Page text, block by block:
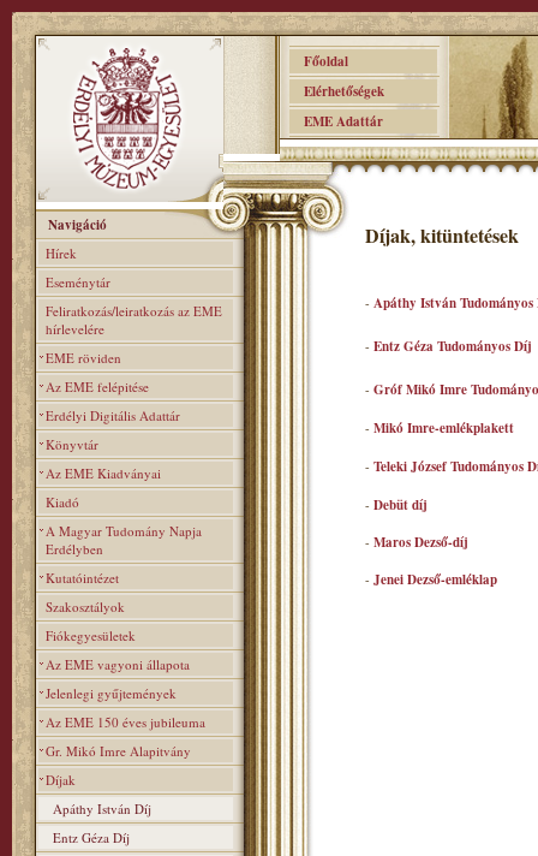
Főoldal
Elérhetőségek
EME Adattár
Navigáció
Hírek
Eseménytár
Feliratkozás/leiratkozás az EME
hírlevelére
EME röviden
Az EME felépitése
Erdélyi Digitális Adattár
Könyvtár
Az EME Kiadványai
Kiadó
A Magyar Tudomány Napja
Erdélyben
Kutatóintézet
Szakosztályok
Fiókegyesületek
Az EME vagyoni állapota
Jelenlegi gyűjtemények
Az EME 150 éves jubileuma
Gr. Mikó Imre Alapitvány
Díjak
Apáthy István Díj
Entz Géza Díj
Díjak, kitüntetések
- Apáthy István
- Entz Géza Tudományos Díj
- Gróf Mikó Imre
- Mikó Imre-emlékplakett
- Teleki József Tudományos
- Debüt díj
- Maros Dezső-díj
- Jenei Dezső-emléklap